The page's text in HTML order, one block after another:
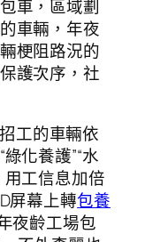
車，區域劃
車輛，年夜
梗阻路況的
護次序，社
工的車輛依
化養護”“水
工信息加倍
屏幕上轉包養
夜齡工場包